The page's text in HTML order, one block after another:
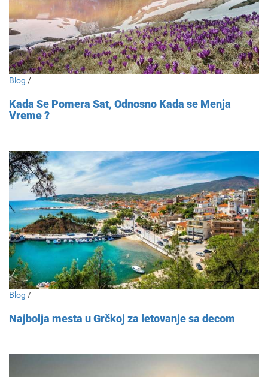
Blog /
Kada Se Pomera Sat, Odnosno Kada se Menja
Vreme ?
Blog /
Najbolja mesta u Grčkoj za letovanje sa decom